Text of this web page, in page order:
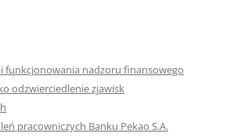
funkcjonowania nadzoru finansowego
odzwierciedlenie zjawisk
pracowniczych Banku Pekao S.A.